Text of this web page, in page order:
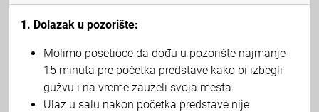
1. Dolazak u pozorište:
Molimo posetioce da dođu u pozorište najmanje
15 minuta pre početka predstave kako bi izbegli
gužvu i na vreme zauzeli svoja mesta.
Ulaz u salu nakon početka predstave nije